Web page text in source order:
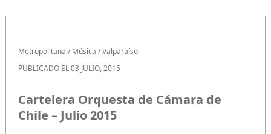
Metropolitana /Música /Valparaíso
PUBLICADO EL 03 JULIO, 2015
Cartelera Orquesta de Cámara de
Chile – Julio 2015